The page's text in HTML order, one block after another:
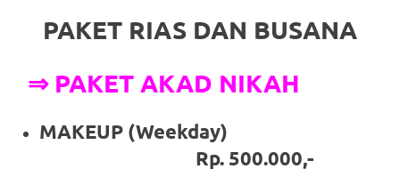
anchor
check
this
PAKET RIAS DAN BUSANA
⇒ PAKET AKAD NIKAH
MAKEUP (Weekday)
Rp. 500.000,-